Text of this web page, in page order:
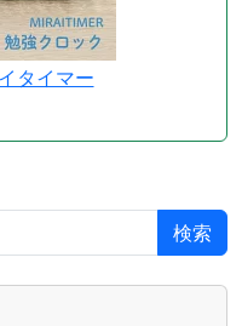
タイマー
検索